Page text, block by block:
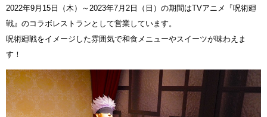
2022年9月15日（木）～2023年7月2日（日）の期間はTVアニメ『呪術廻
戦』のコラボレストランとして営業しています。
呪術廻戦をイメージした雰囲気で和食メニューやスイーツが味わえま
す！